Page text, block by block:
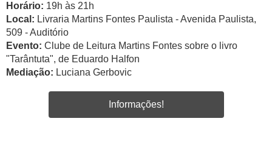
Horário: 19h às 21h
Local: Livraria Martins Fontes Paulista - Avenida Paulista,
509 - Auditório
Evento: Clube de Leitura Martins Fontes sobre o livro
"Tarântuta", de Eduardo Halfon
Mediação: Luciana Gerbovic
Informações!